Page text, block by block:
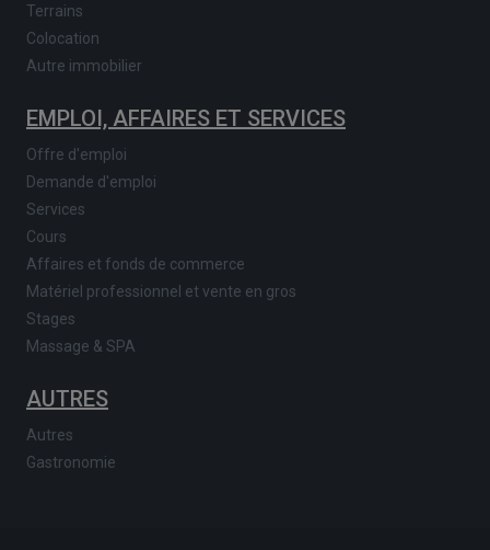
Terrains
Colocation
Autre immobilier
EMPLOI, AFFAIRES ET SERVICES
Offre d'emploi
Demande d'emploi
Services
Cours
Affaires et fonds de commerce
Matériel professionnel et vente en gros
Stages
Massage & SPA
AUTRES
Autres
Gastronomie